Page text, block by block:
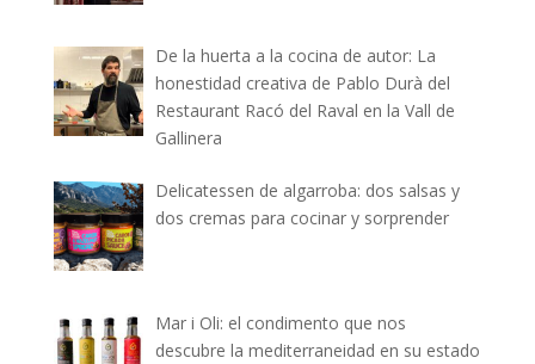
De la huerta a la cocina de autor: La
honestidad creativa de Pablo Durà del
Restaurant Racó del Raval en la Vall de
Gallinera
Delicatessen de algarroba: dos salsas y
dos cremas para cocinar y sorprender
Mar i Oli: el condimento que nos
descubre la mediterraneidad en su estado